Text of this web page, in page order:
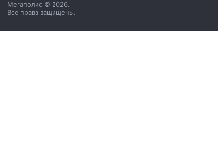
Мегаполис © 2026.
Все права защищены.